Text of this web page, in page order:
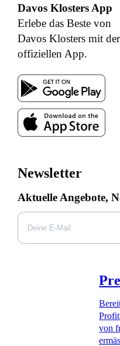
Davos Klosters App
Erlebe das Beste von
Davos Klosters mit der
offiziellen App.
Newsletter
Aktuelle Angebote,
von